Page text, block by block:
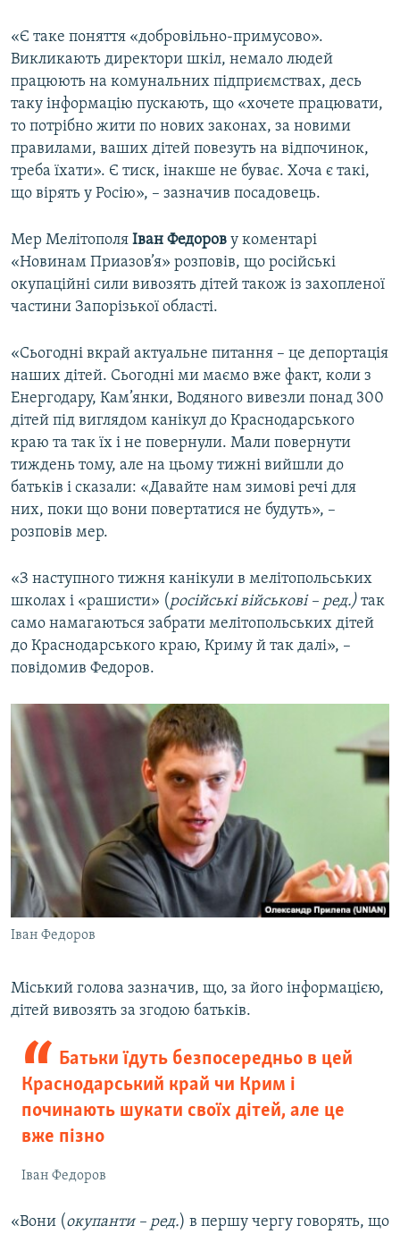
«Є таке поняття «добровільно-примусово».
Викликають директори шкіл, немало людей
працюють на комунальних підприємствах, десь
таку інформацію пускають, що «хочете працювати,
то потрібно жити по нових законах, за новими
правилами, ваших дітей повезуть на відпочинок,
треба їхати». Є тиск, інакше не буває. Хоча є такі,
що вірять у Росію», – зазначив посадовець.
Мер Мелітополя Іван Федоров у коментарі
«Новинам Приазов’я» розповів, що російські
окупаційні сили вивозять дітей також із захопленої
частини Запорізької області.
«Сьогодні вкрай актуальне питання – це депортація
наших дітей. Сьогодні ми маємо вже факт, коли з
Енергодару, Кам’янки, Водяного вивезли понад 300
дітей під виглядом канікул до Краснодарського
краю та так їх і не повернули. Мали повернути
тиждень тому, але на цьому тижні вийшли до
батьків і сказали: «Давайте нам зимові речі для
них, поки що вони повертатися не будуть», –
розповів мер.
«З наступного тижня канікули в мелітопольських
школах і «рашисти» ( російські військові – ред.) так
само намагаються забрати мелітопольських дітей
до Краснодарського краю, Криму й так далі», –
повідомив Федоров.
Іван Федоров
Міський голова зазначив, що, за його інформацією,
дітей вивозять за згодою батьків.
Батьки їдуть безпосередньо в цей
Краснодарський край чи Крим і
починають шукати своїх дітей, але це
вже пізно
Іван Федоров
«Вони (окупанти – ред.) в першу чергу говорять, що